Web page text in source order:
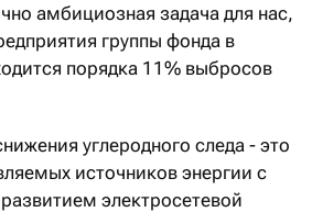
амбициозная задача для нас,
группы фонда в
порядка 11% выбросов
углеродного следа - это
источников энергии с
электросетевой